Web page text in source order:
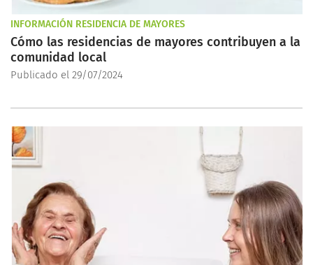
INFORMACIÓN RESIDENCIA DE MAYORES
Cómo las residencias de mayores contribuyen a la
comunidad local
Publicado el 29/07/2024